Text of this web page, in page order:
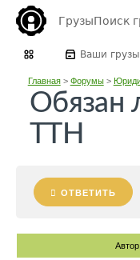
ГрузыПоиск
Ваши грузы
Главная> Форумы>
Обязан
ТТН
ОТВЕТИТЬ
Автор